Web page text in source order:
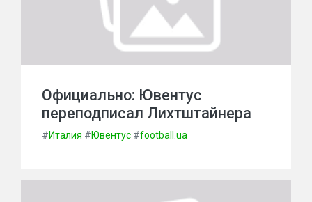
Официально: Ювентус
переподписал Лихтштайнера
#Италия #Ювентус #football.ua